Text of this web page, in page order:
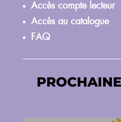
Accès compte lecteur
Accès au catalogue
FAQ